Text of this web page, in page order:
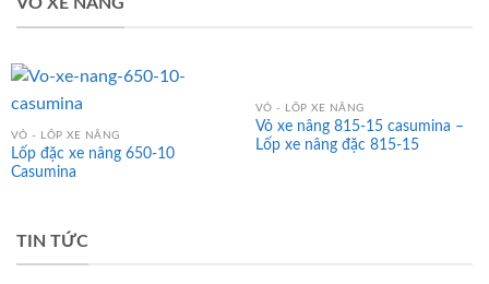
VỎ - LỐP XE NÂNG
Lốp đặc xe nâng 650-10
Casumina
VỎ - LỐP XE NÂNG
Vỏ xe nâng 815-15 casumina –
Lốp xe nâng đặc 815-15
TIN TỨC